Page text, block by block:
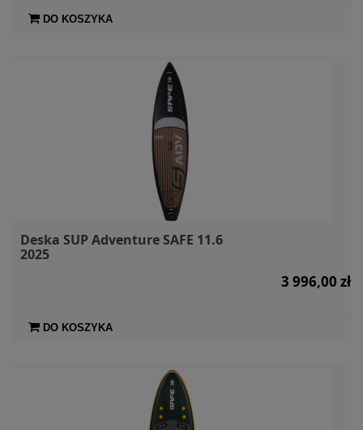
DO KOSZYKA
Deska SUP Adventure SAFE 11.6
2025
3 996,00 zł
DO KOSZYKA